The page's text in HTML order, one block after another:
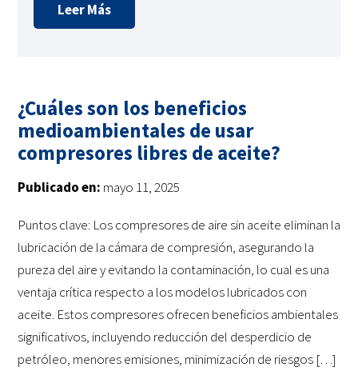
Leer Más
¿Cuáles son los beneficios
medioambientales de usar
compresores libres de aceite?
Publicado en: mayo 11, 2025
Puntos clave: Los compresores de aire sin aceite eliminan la
lubricación de la cámara de compresión, asegurando la
pureza del aire y evitando la contaminación, lo cual es una
ventaja crítica respecto a los modelos lubricados con
aceite. Estos compresores ofrecen beneficios ambientales
significativos, incluyendo reducción del desperdicio de
petróleo, menores emisiones, minimización de riesgos […]